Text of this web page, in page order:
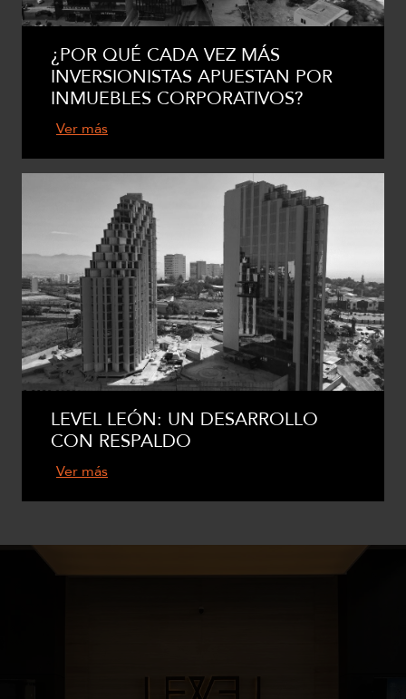
¿POR QUÉ CADA VEZ MÁS
INVERSIONISTAS APUESTAN POR
INMUEBLES CORPORATIVOS?
Ver más
LEVEL LEÓN: UN DESARROLLO
CON RESPALDO
Ver más